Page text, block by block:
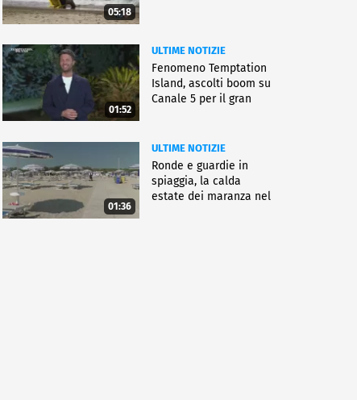
05:18
01:52
ULTIME NOTIZIE
Fenomeno Temptation
Island, ascolti boom su
Canale 5 per il gran
01:36
ULTIME NOTIZIE
Ronde e guardie in
spiaggia, la calda
estate dei maranza nel